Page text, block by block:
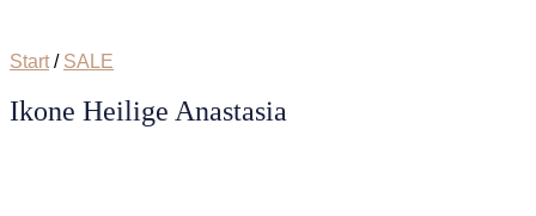
Start / SALE
Ikone Heilige Anastasia